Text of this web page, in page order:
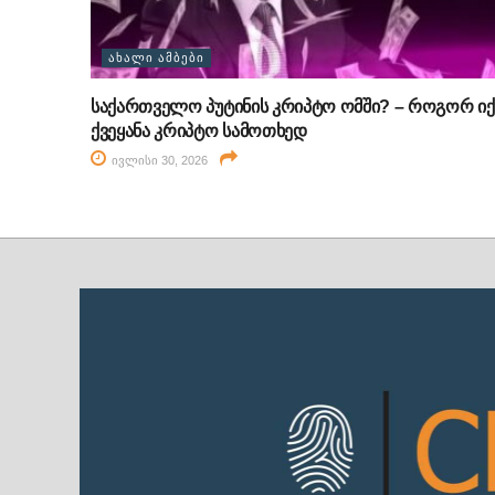
ᲐᲮᲐᲚᲘ ᲐᲛᲑᲔᲑᲘ
საქართველო პუტინის კრიპტო ომში? – როგორ
ქვეყანა კრიპტო სამოთხედ
ივლისი 30, 2026